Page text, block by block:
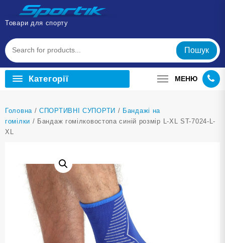
Перейти
вмісту
Товари для спорту
Пошук
Категорії МЕНЮ
Головна /СПОРТИВНІ СУПОРТИ / Бандажі на
гомілки / Бандаж гомілковостопа синій розмір L-XL ST-7024-L-
XL